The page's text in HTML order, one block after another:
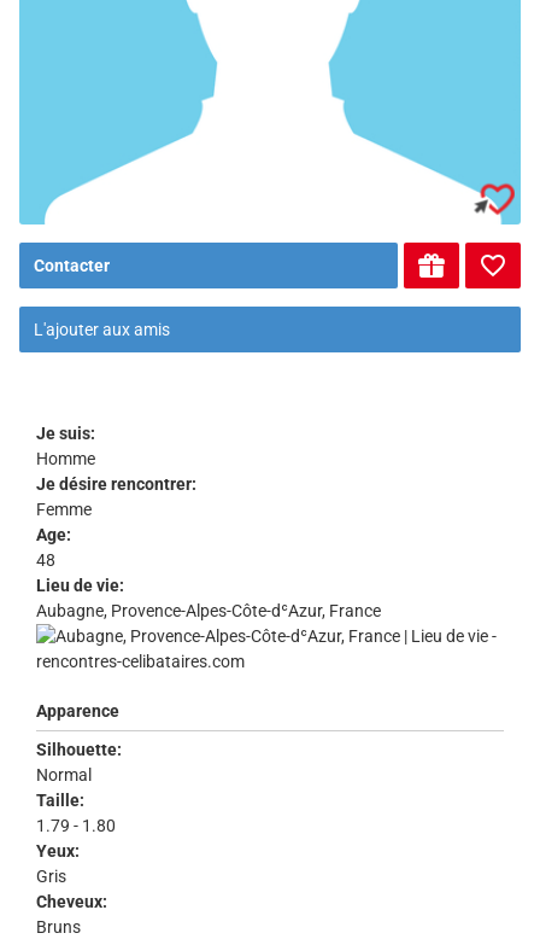
Contacter
L'ajouter aux amis
Je suis:
Homme
Je désire rencontrer:
Femme
Age:
48
Lieu de vie:
Aubagne, Provence-Alpes-Côte-dʿAzur, France
Apparence
Silhouette:
Normal
Taille:
1.79 - 1.80
Yeux:
Gris
Cheveux:
Bruns